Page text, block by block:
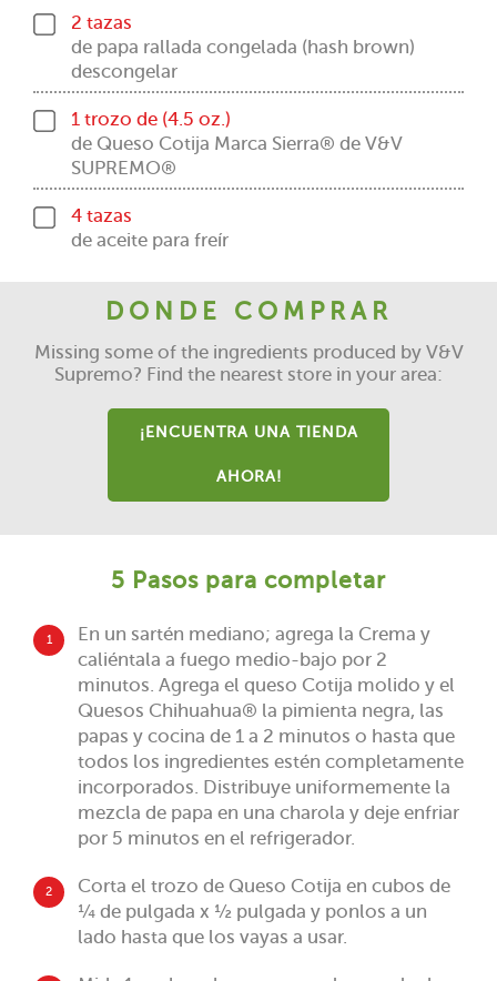
2 tazas
de papa rallada congelada (hash brown)
descongelar
1 trozo de (4.5 oz.)
de Queso Cotija Marca Sierra® de V&V
SUPREMO®
4 tazas
de aceite para freír
DONDE COMPRAR
Missing some of the ingredients produced by V&V
Supremo? Find the nearest store in your area:
¡ENCUENTRA UNA TIENDA
AHORA!
5 Pasos para completar
1
En un sartén mediano; agrega la Crema y
caliéntala a fuego medio-bajo por 2
minutos. Agrega el queso Cotija molido y el
Quesos Chihuahua® la pimienta negra, las
papas y cocina de 1 a 2 minutos o hasta que
todos los ingredientes estén completamente
incorporados. Distribuye uniformemente la
mezcla de papa en una charola y deje enfriar
por 5 minutos en el refrigerador.
2
Corta el trozo de Queso Cotija en cubos de
¼ de pulgada x ½ pulgada y ponlos a un
lado hasta que los vayas a usar.